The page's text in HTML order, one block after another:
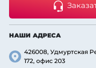
НАШИ АДРЕСА
426008, Удмуртская
172, офис 203